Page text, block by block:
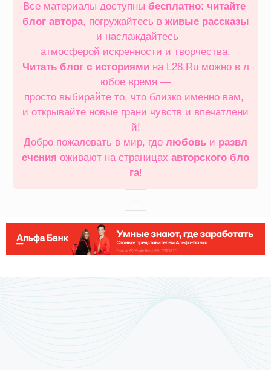
Все материалы доступны бесплатно: читайте
блог автора, погружайтесь в живые рассказы
и наслаждайтесь
атмосферой искренности и творчества.
Читать блог с историямина L28.Ru можно в л
юбое время —
просто выбирайте то, что близко именно вам,
и открывайте новые грани чувств и впечатлени
й!
Добро пожаловать в мир, где любовь и развл
ечения оживают на страницах авторского бло
га!